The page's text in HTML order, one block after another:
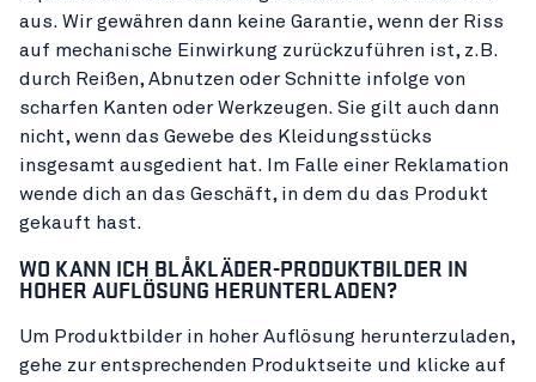
aus. Wir gewähren dann keine Garantie, wenn der Riss
auf mechanische Einwirkung zurückzuführen ist, z.B.
durch Reißen, Abnutzen oder Schnitte infolge von
scharfen Kanten oder Werkzeugen. Sie gilt auch dann
nicht, wenn das Gewebe des Kleidungsstücks
insgesamt ausgedient hat. Im Falle einer Reklamation
wende dich an das Geschäft, in dem du das Produkt
gekauft hast.
WO KANN ICH BLÅKLÄDER-PRODUKTBILDER IN
HOHER AUFLÖSUNG HERUNTERLADEN?
Um Produktbilder in hoher Auflösung herunterzuladen,
gehe zur entsprechenden Produktseite und klicke auf